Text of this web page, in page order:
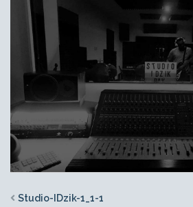
Studio-IDzik-1_1-1